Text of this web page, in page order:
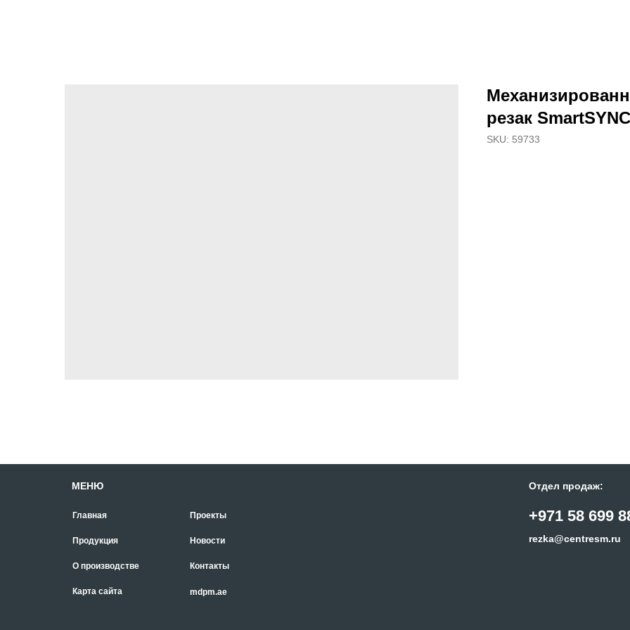
резак
SKU: 59733
Главная
Продукция
О производстве
Проекты
Новости
Контакты
+971 58 699
МЕНЮ Отдел продаж:
rezka@centresm.ru
Карта сайта mdpm.ae